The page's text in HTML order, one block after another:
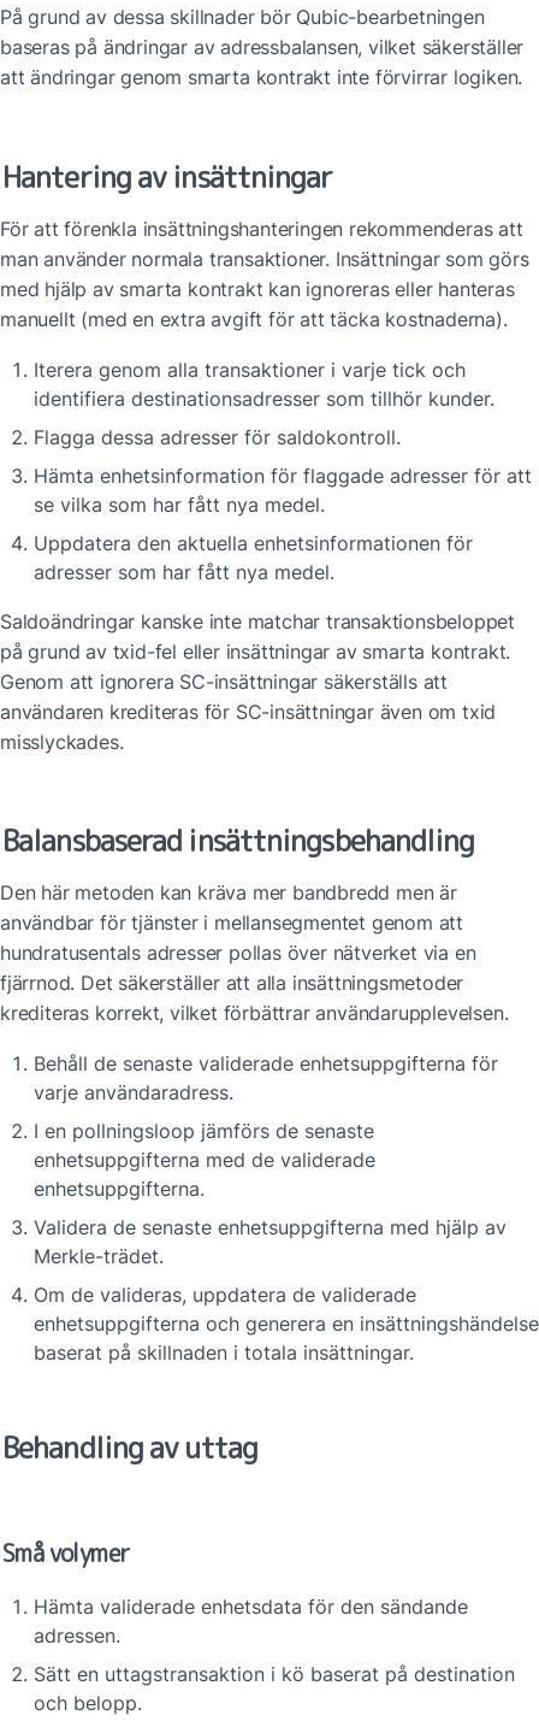
På grund av dessa skillnader bör Qubic-bearbetningen
baseras på ändringar av adressbalansen, vilket säkerställer
att ändringar genom smarta kontrakt inte förvirrar logiken.
Hantering av insättningar
För att förenkla insättningshanteringen rekommenderas att
man använder normala transaktioner. Insättningar som görs
med hjälp av smarta kontrakt kan ignoreras eller hanteras
manuellt (med en extra avgift för att täcka kostnaderna).
Iterera genom alla transaktioner i varje tick och
identifiera destinationsadresser som tillhör kunder.
Flagga dessa adresser för saldokontroll.
Hämta enhetsinformation för flaggade adresser för att
se vilka som har fått nya medel.
Uppdatera den aktuella enhetsinformationen för
adresser som har fått nya medel.
Saldoändringar kanske inte matchar transaktionsbeloppet
på grund av txid-fel eller insättningar av smarta kontrakt.
Genom att ignorera SC-insättningar säkerställs att
användaren krediteras för SC-insättningar även om txid
misslyckades.
Balansbaserad insättningsbehandling
Den här metoden kan kräva mer bandbredd men är
användbar för tjänster i mellansegmentet genom att
hundratusentals adresser pollas över nätverket via en
fjärrnod. Det säkerställer att alla insättningsmetoder
krediteras korrekt, vilket förbättrar användarupplevelsen.
Behåll de senaste validerade enhetsuppgifterna för
varje användaradress.
I en pollningsloop jämförs de senaste
enhetsuppgifterna med de validerade
enhetsuppgifterna.
Validera de senaste enhetsuppgifterna med hjälp av
Merkle-trädet.
Om de valideras, uppdatera de validerade
enhetsuppgifterna och generera en insättningshändelse
baserat på skillnaden i totala insättningar.
Behandling av uttag
Små volymer
Hämta validerade enhetsdata för den sändande
adressen.
Sätt en uttagstransaktion i kö baserat på destination
och belopp.